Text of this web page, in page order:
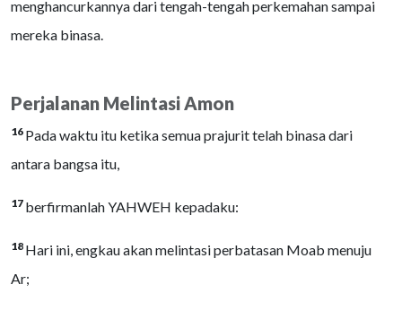
menghancurkannya dari tengah-tengah perkemahan sampai
mereka binasa.
Perjalanan Melintasi Amon
16 Pada waktu itu ketika semua prajurit telah binasa dari
antara bangsa itu,
17 berfirmanlah YAHWEH kepadaku:
18 Hari ini, engkau akan melintasi perbatasan Moab menuju
Ar;